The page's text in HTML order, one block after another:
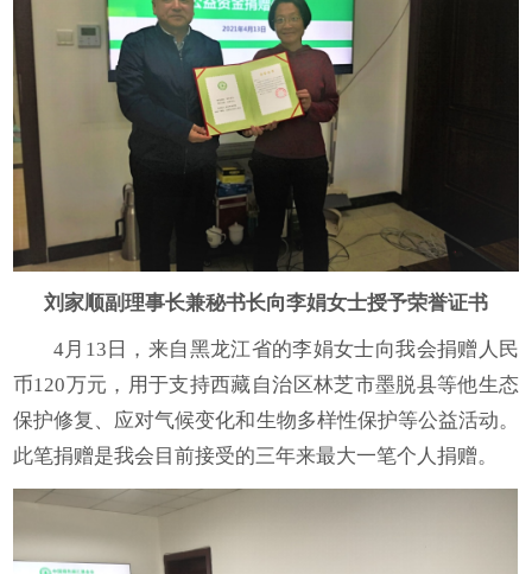
刘家顺副理事长兼秘书长向李娟女士授予荣誉证书
4月13日，来自黑龙江省的李娟女士向我会捐赠人民
币120万元，用于支持西藏自治区林芝市墨脱县等他生态
保护修复、应对气候变化和生物多样性保护等公益活动。
此笔捐赠是我会目前接受的三年来最大一笔个人捐赠。